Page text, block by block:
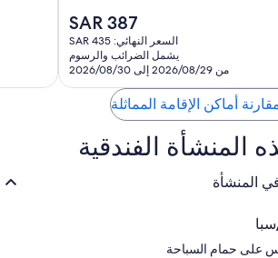
السعر
الحالي
هو
SAR
387
SAR 387
السعر النهائي: SAR 435
يشمل الضرائب والرسوم
من 2026/08/29 إلى 2026/08/30
أماكن الإقامة المماثلة
المنشأة الفندقية
المنشأة
على حمام السباحة